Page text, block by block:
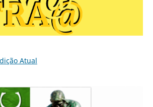
Atual